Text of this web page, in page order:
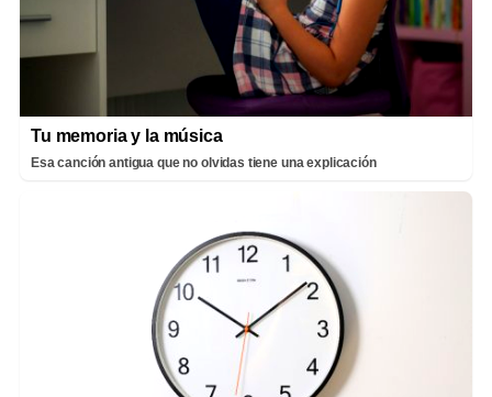
Tu memoria y la música
Esa canción antigua que no olvidas tiene una explicación